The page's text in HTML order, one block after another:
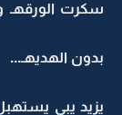
سكرت الورقهـ
بدون الهديهـ...
يزيد يبي